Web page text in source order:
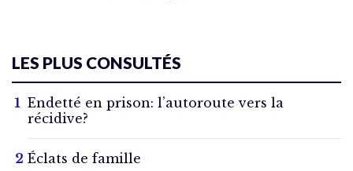
LES PLUS CONSULTÉS
Endetté en prison: l’autoroute vers la
récidive?
Éclats de famille